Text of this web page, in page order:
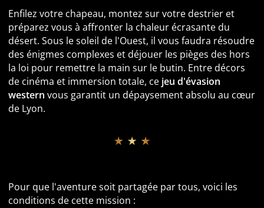
Enfilez votre chapeau, montez sur votre destrier et
préparez vous à affronter la chaleur écrasante du
désert. Sous le soleil de l'Ouest, il vous faudra résoudre
des énigmes complexes et déjouer les pièges des hors
la loi pour remettre la main sur le butin. Entre décors
de cinéma et immersion totale, ce jeu d'évasion
western vous garantit un dépaysement absolu au cœur
de Lyon.
★ ★ ★
Pour que l'aventure soit partagée par tous, voici les
conditions de cette mission :